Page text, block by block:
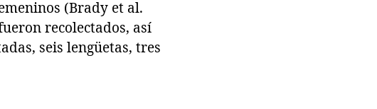
(Brady et al.
recolectados, así
seis lengüetas, tres